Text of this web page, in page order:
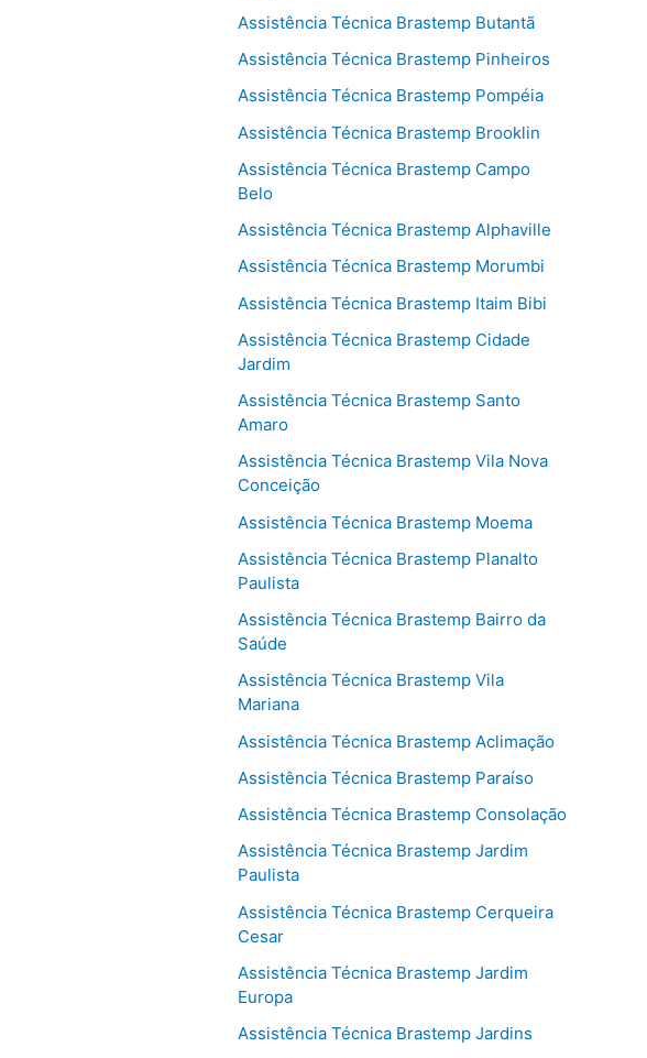
Assistência Técnica Brastemp Butantã
Assistência Técnica Brastemp Pinheiros
Assistência Técnica Brastemp Pompéia
Assistência Técnica Brastemp Brooklin
Assistência Técnica Brastemp Campo
Belo
Assistência Técnica Brastemp Alphaville
Assistência Técnica Brastemp Morumbi
Assistência Técnica Brastemp Itaim Bibi
Assistência Técnica Brastemp Cidade
Jardim
Assistência Técnica Brastemp Santo
Amaro
Assistência Técnica Brastemp Vila Nova
Conceição
Assistência Técnica Brastemp Moema
Assistência Técnica Brastemp Planalto
Paulista
Assistência Técnica Brastemp Bairro da
Saúde
Assistência Técnica Brastemp Vila
Mariana
Assistência Técnica Brastemp Aclimação
Assistência Técnica Brastemp Paraíso
Assistência Técnica Brastemp Consolação
Assistência Técnica Brastemp Jardim
Paulista
Assistência Técnica Brastemp Cerqueira
Cesar
Assistência Técnica Brastemp Jardim
Europa
Assistência Técnica Brastemp Jardins